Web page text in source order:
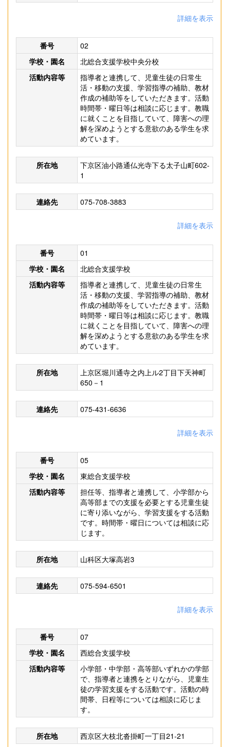
詳細を表示
番号
02
学校・園名
北総合支援学校中央分校
活動内容等
指導者と連携して、児童生徒の日常生
活・移動の支援、学習指導の補助、教材
作成の補助等をしていただきます。活動
時間帯・曜日等は相談に応じます。教職
に就くことを目指していて、障害への理
解を深めようとする意欲のある学生を求
めています。
所在地
下京区油小路通仏光寺下る太子山町602-
1
連絡先 075-708-3883
詳細を表示
番号
01
学校・園名
北総合支援学校
活動内容等
指導者と連携して、児童生徒の日常生
活・移動の支援、学習指導の補助、教材
作成の補助等をしていただきます。活動
時間帯・曜日等は相談に応じます。教職
に就くことを目指していて、障害への理
解を深めようとする意欲のある学生を求
めています。
所在地
上京区堀川通寺之内上ル2丁目下天神町
650－1
連絡先 075-431-6636
詳細を表示
番号
05
学校・園名
東総合支援学校
活動内容等
担任等、指導者と連携して、小学部から
高等部までの支援を必要とする児童生徒
に寄り添いながら、学習支援をする活動
です。時間帯・曜日については相談に応
じます。
所在地 山科区大塚高岩3
連絡先 075-594-6501
詳細を表示
番号
07
学校・園名
西総合支援学校
活動内容等
小学部・中学部・高等部いずれかの学部
で、指導者と連携をとりながら、児童生
徒の学習支援をする活動です。活動の時
間帯、日程等については相談に応じま
す。
所在地 西京区大枝北沓掛町一丁目21-21